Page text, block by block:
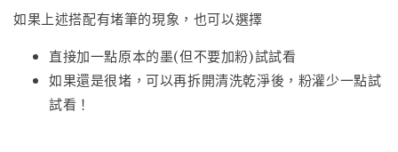
如果上述搭配有堵筆的現象，也可以選擇
直接加一點原本的墨(但不要加粉)試試看
如果還是很堵，可以再拆開清洗乾淨後，粉灌少一點試
試看！